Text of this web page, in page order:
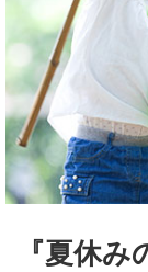
『夏休